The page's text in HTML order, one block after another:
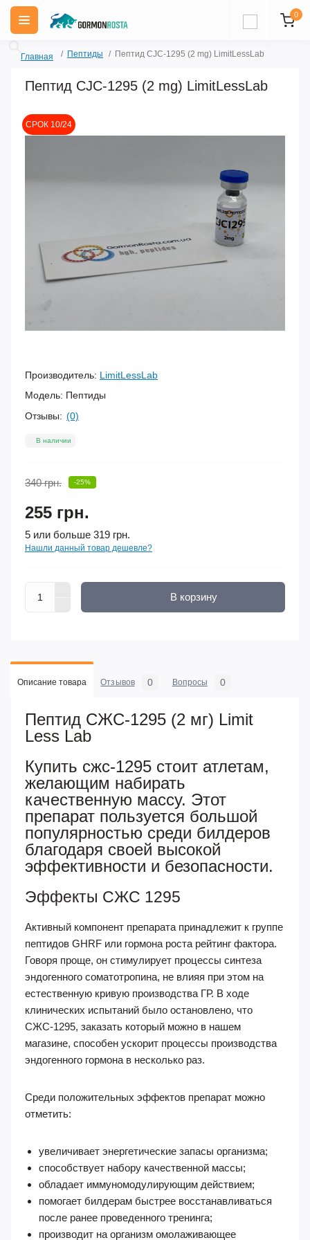
0
Главная Пептиды Пептид CJC-1295 (2 mg) LimitLessLab
Пептид CJC-1295 (2 mg) LimitLessLab
СРОК 10/24
Производитель: LimitLessLab
Модель: Пептиды
Отзывы: (0)
В наличии
340 грн. -25%
255 грн.
5 или больше 319 грн.
Нашли данный товар дешевле?
В корзину
Описание товара Отзывов 0 Вопросы 0
Пептид СЖС-1295 (2 мг) Limit
Less Lab
Купить сжс-1295 стоит атлетам,
желающим набирать
качественную массу. Этот
препарат пользуется большой
популярностью среди билдеров
благодаря своей высокой
эффективности и безопасности.
Эффекты СЖС 1295
Активный компонент препарата принадлежит к группе
пептидов GHRF или гормона роста рейтинг фактора.
Говоря проще, он стимулирует процессы синтеза
эндогенного соматотропина, не влияя при этом на
естественную кривую производства ГР. В ходе
клинических испытаний было остановлено, что
СЖС-1295, заказать который можно в нашем
магазине, способен ускорит процессы производства
эндогенного гормона в несколько раз.
Среди положительных эффектов препарат можно
отметить:
увеличивает энергетические запасы организма;
способствует набору качественной массы;
обладает иммуномодулирующим действием;
помогает билдерам быстрее восстанавливаться
после ранее проведенного тренинга;
производит на организм омолаживающее